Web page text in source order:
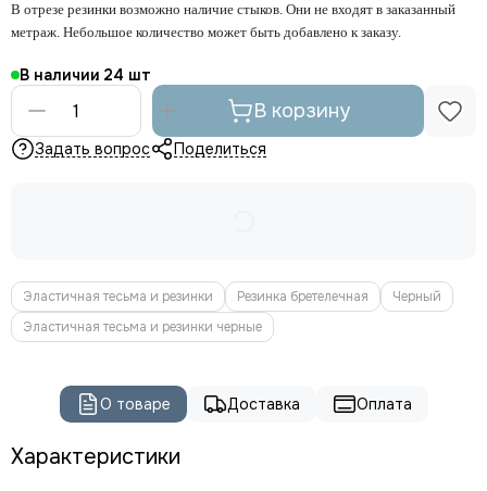
В отрезе резинки возможно наличие стыков. Они не входят в заказанный
метраж. Небольшое количество может быть добавлено к заказу.
В наличии 24
В корзину
Задать вопрос Поделиться
Эластичная тесьма и резинки Резинка бретелечная
Черный
Эластичная тесьма и резинки черные
О товаре Доставка Оплата
Характеристики